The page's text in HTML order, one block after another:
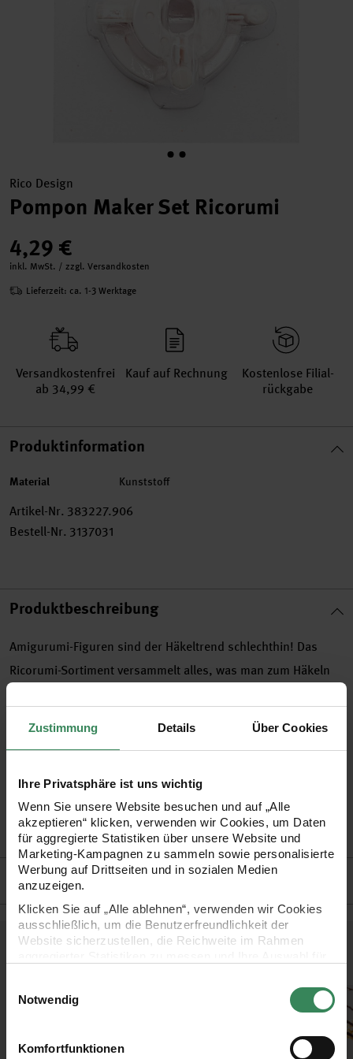
Zustimmung Details Über Cookies
Ihre Privatsphäre ist uns wichtig
Wenn Sie unsere Website besuchen und auf „Alle
akzeptieren“ klicken, verwenden wir Cookies, um Daten
für aggregierte Statistiken über unsere Website und
Marketing-Kampagnen zu sammeln sowie personalisierte
Werbung auf Drittseiten und in sozialen Medien
anzuzeigen.
Klicken Sie auf „Alle ablehnen“, verwenden wir Cookies
ausschließlich, um die Benutzerfreundlichkeit der
Website sicherzustellen, die Reichweite im Rahmen
Ihre Einwilligung ist freiwillig und kann jederzeit über den
Link „Cookie-Einstellungen“ im Fußbereich der Seite
verwendeten Technologien und den Empfängern der
Notwendig
Komfortfunktionen
Rico Design
Pompon Maker Set Ricorumi
4,29 €
inkl. MwSt. / zzgl. Versandkosten
Lieferzeit: ca. 1-3 Werktage
Versand­kosten­frei
ab 34,99 €
Kauf auf Rechnung
Kosten­lose Filial­
rückgabe
Produktinformation
Material Kunststoff
Artikel-Nr. 383227.906
Bestell-Nr. 3137031
Produktbeschreibung
Amigurumi-Figuren sind der Häkeltrend schlechthin! Das
Ricorumi-Sortiment versammelt alles, was man zum Häkeln
umfasst das Sortiment auch praktisches Zubehör, das Sie
Pompon Maker Set Ricorumi
Größen: 3,5 cm und 5,5 cm
Material: Kunststoff
Hersteller